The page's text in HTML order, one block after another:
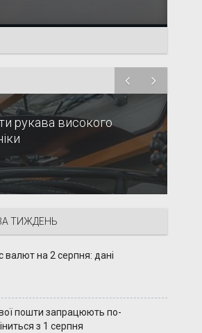
рукава високого
ТИЖДЕНЬ
валют на 2 серпня: дані
пошти запрацюють по-
з 1 серпня